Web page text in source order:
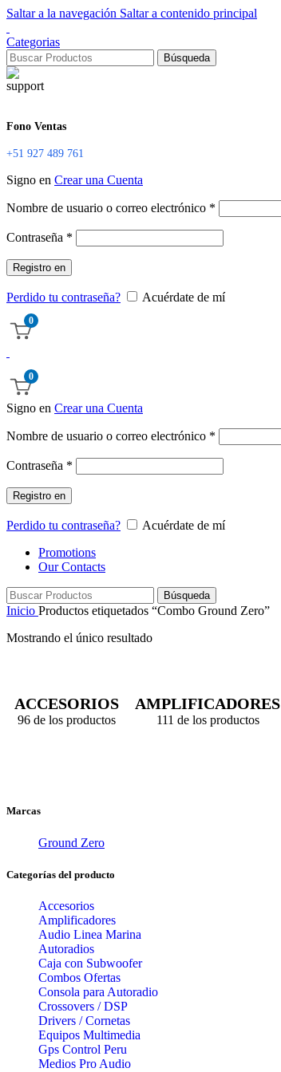
Saltar a la navegación Saltar a contenido principal
Categorias
Búsqueda
Fono Ventas
+51 927 489 761
Signo en Crear una Cuenta
Nombre de usuario o correo electrónico *
Contraseña *
Registro en
Perdido tu contraseña? Acuérdate de mí
0
0
Signo en Crear una Cuenta
Nombre de usuario o correo electrónico *
Contraseña *
Registro en
Perdido tu contraseña?
Acuérdate de mí
Promotions
Our Contacts
Búsqueda
Inicio Productos etiquetados “Combo Ground Zero”
Mostrando el único resultado
ACCESORIOS
96 de los productos
AMPLIFICADORES
111 de los productos
Marcas
Ground Zero
Categorías del producto
Accesorios
Amplificadores
Audio Linea Marina
Autoradios
Caja con Subwoofer
Combos Ofertas
Consola para Autoradio
Crossovers / DSP
Drivers / Cornetas
Equipos Multimedia
Gps Control Peru
Medios Pro Audio